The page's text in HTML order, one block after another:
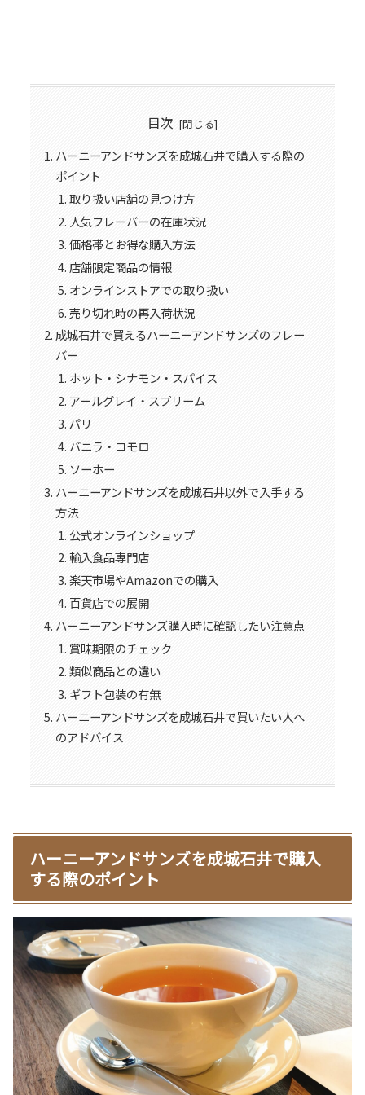
目次
ハーニーアンドサンズを成城石井で購入する際の
ポイント
取り扱い店舗の見つけ方
人気フレーバーの在庫状況
価格帯とお得な購入方法
店舗限定商品の情報
オンラインストアでの取り扱い
売り切れ時の再入荷状況
成城石井で買えるハーニーアンドサンズのフレー
バー
ホット・シナモン・スパイス
アールグレイ・スプリーム
パリ
バニラ・コモロ
ソーホー
ハーニーアンドサンズを成城石井以外で入手する
方法
公式オンラインショップ
輸入食品専門店
楽天市場やAmazonでの購入
百貨店での展開
ハーニーアンドサンズ購入時に確認したい注意点
賞味期限のチェック
類似商品との違い
ギフト包装の有無
ハーニーアンドサンズを成城石井で買いたい人へ
のアドバイス
ハーニーアンドサンズを成城石井で購入
する際のポイント